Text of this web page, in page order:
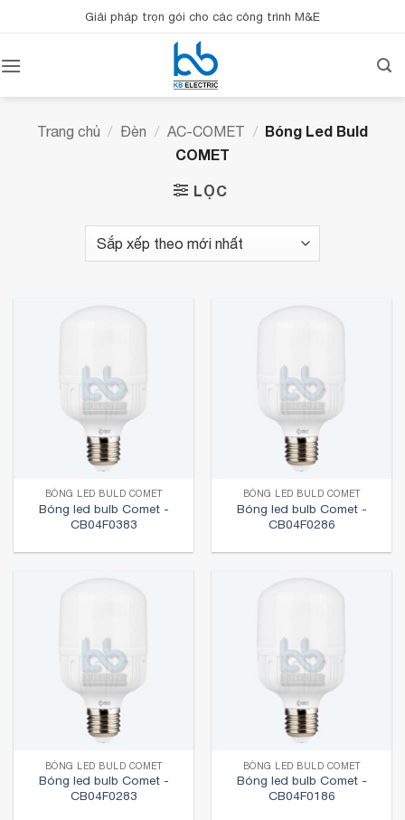
qua
dung
Giải pháp trọn gói cho các công trình M&E
Trang chủ / Đèn / AC-COMET / Bóng Led Buld
COMET
LỌC
BÓNG LED BULD COMET
Bóng led bulb Comet -
CB04F0383
BÓNG LED BULD COMET
Bóng led bulb Comet -
CB04F0286
BÓNG LED BULD COMET
Bóng led bulb Comet -
CB04F0283
BÓNG LED BULD COMET
Bóng led bulb Comet -
CB04F0186